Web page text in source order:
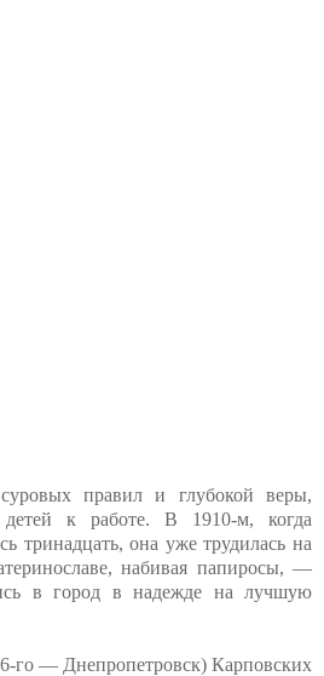
правил и глубокой веры,
детей к работе. В 1910-м, когда
тринадцать, она уже трудилась на
набивая папиросы, —
в город в надежде на лучшую
го — Днепропетровск) Карповских